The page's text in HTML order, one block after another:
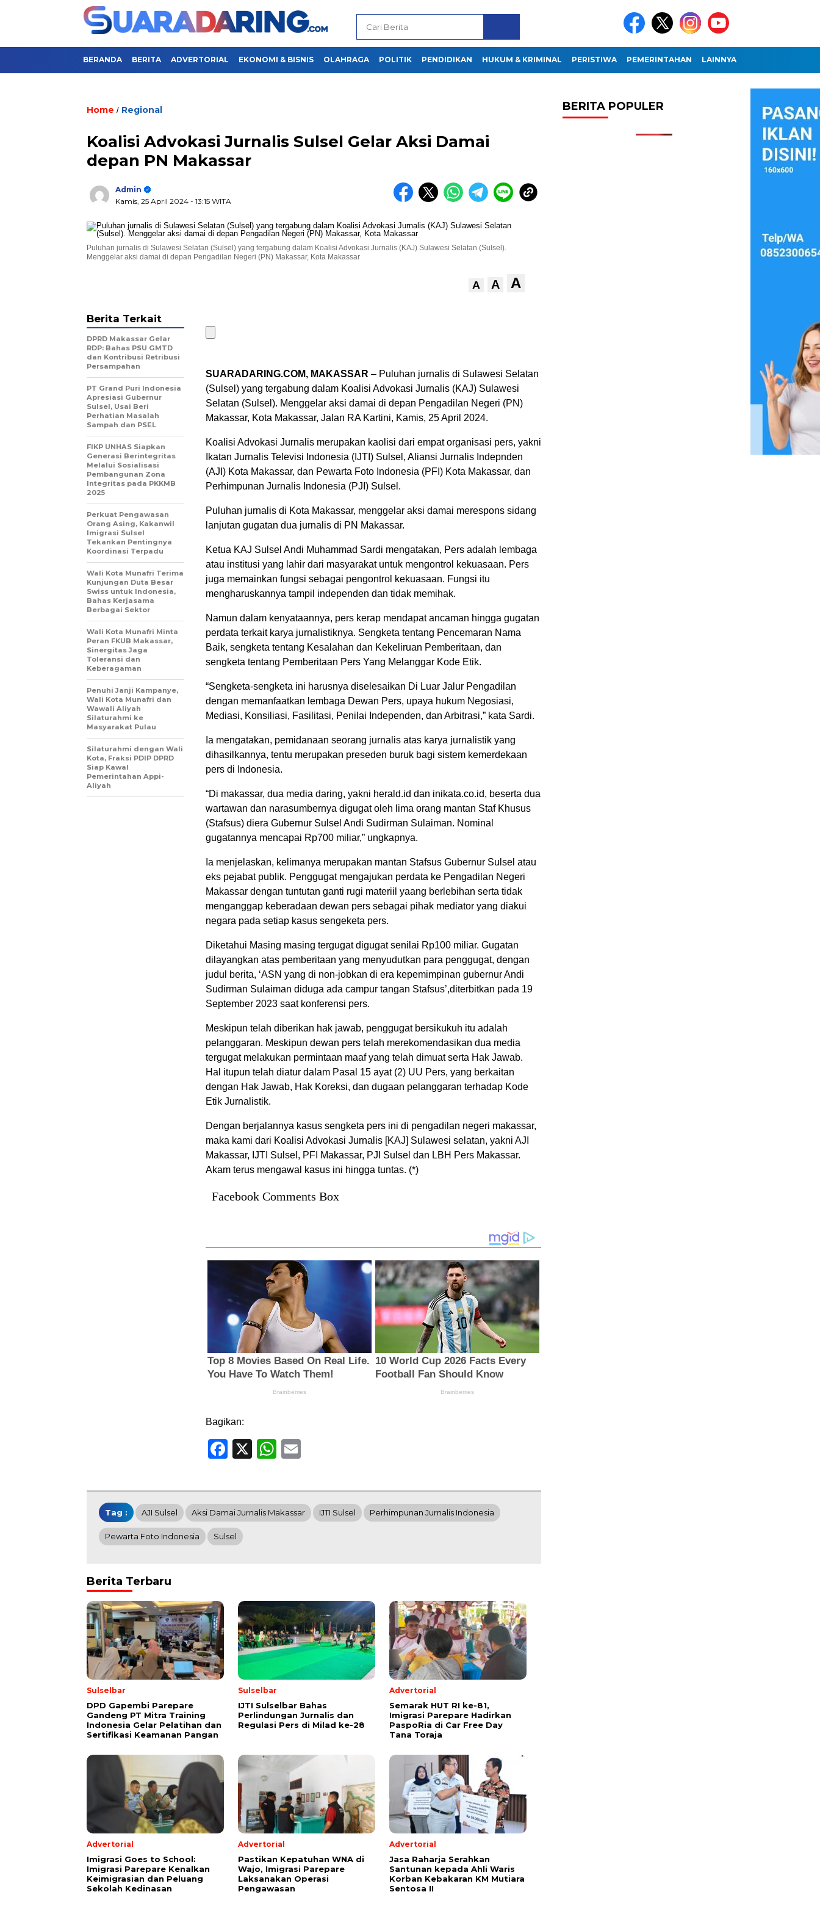
BERANDA BERITA ADVERTORIAL EKONOMI & BISNIS OLAHRAGA POLITIK PENDIDIKAN HUKUM & KRIMINAL PERISTIWA PEMERINTAHAN LAINNYA
Home / Regional
Koalisi Advokasi Jurnalis Sulsel Gelar Aksi Damai
depan PN Makassar
Admin
Kamis, 25 April 2024 - 13:15 WITA
Puluhan jurnalis di Sulawesi Selatan (Sulsel) yang tergabung dalam Koalisi Advokasi Jurnalis (KAJ) Sulawesi Selatan (Sulsel).
Menggelar aksi damai di depan Pengadilan Negeri (PN) Makassar, Kota Makassar
A A A
SUARADARING.COM, MAKASSAR – Puluhan jurnalis di Sulawesi Selatan
(Sulsel) yang tergabung dalam Koalisi Advokasi Jurnalis (KAJ) Sulawesi
Selatan (Sulsel). Menggelar aksi damai di depan Pengadilan Negeri (PN)
Makassar, Kota Makassar, Jalan RA Kartini, Kamis, 25 April 2024.
Koalisi Advokasi Jurnalis merupakan kaolisi dari empat organisasi pers, yakni
Ikatan Jurnalis Televisi Indonesia (IJTI) Sulsel, Aliansi Jurnalis Indepnden
(AJI) Kota Makassar, dan Pewarta Foto Indonesia (PFI) Kota Makassar, dan
Perhimpunan Jurnalis Indonesia (PJI) Sulsel.
Puluhan jurnalis di Kota Makassar, menggelar aksi damai merespons sidang
lanjutan gugatan dua jurnalis di PN Makassar.
Ketua KAJ Sulsel Andi Muhammad Sardi mengatakan, Pers adalah lembaga
atau institusi yang lahir dari masyarakat untuk mengontrol kekuasaan. Pers
juga memainkan fungsi sebagai pengontrol kekuasaan. Fungsi itu
mengharuskannya tampil independen dan tidak memihak.
Namun dalam kenyataannya, pers kerap mendapat ancaman hingga gugatan
perdata terkait karya jurnalistiknya. Sengketa tentang Pencemaran Nama
Baik, sengketa tentang Kesalahan dan Kekeliruan Pemberitaan, dan
sengketa tentang Pemberitaan Pers Yang Melanggar Kode Etik.
“Sengketa-sengketa ini harusnya diselesaikan Di Luar Jalur Pengadilan
dengan memanfaatkan lembaga Dewan Pers, upaya hukum Negosiasi,
Mediasi, Konsiliasi, Fasilitasi, Penilai Independen, dan Arbitrasi,” kata Sardi.
Ia mengatakan, pemidanaan seorang jurnalis atas karya jurnalistik yang
dihasilkannya, tentu merupakan preseden buruk bagi sistem kemerdekaan
pers di Indonesia.
“Di makassar, dua media daring, yakni herald.id dan inikata.co.id, beserta dua
wartawan dan narasumbernya digugat oleh lima orang mantan Staf Khusus
(Stafsus) diera Gubernur Sulsel Andi Sudirman Sulaiman. Nominal
gugatannya mencapai Rp700 miliar,” ungkapnya.
Ia menjelaskan, kelimanya merupakan mantan Stafsus Gubernur Sulsel atau
eks pejabat publik. Penggugat mengajukan perdata ke Pengadilan Negeri
Makassar dengan tuntutan ganti rugi materiil yaang berlebihan serta tidak
menganggap keberadaan dewan pers sebagai pihak mediator yang diakui
negara pada setiap kasus sengeketa pers.
Diketahui Masing masing tergugat digugat senilai Rp100 miliar. Gugatan
dilayangkan atas pemberitaan yang menyudutkan para penggugat, dengan
judul berita, ‘ASN yang di non-jobkan di era kepemimpinan gubernur Andi
Sudirman Sulaiman diduga ada campur tangan Stafsus’,diterbitkan pada 19
September 2023 saat konferensi pers.
Meskipun telah diberikan hak jawab, penggugat bersikukuh itu adalah
pelanggaran. Meskipun dewan pers telah merekomendasikan dua media
tergugat melakukan permintaan maaf yang telah dimuat serta Hak Jawab.
Hal itupun telah diatur dalam Pasal 15 ayat (2) UU Pers, yang berkaitan
dengan Hak Jawab, Hak Koreksi, dan dugaan pelanggaran terhadap Kode
Etik Jurnalistik.
Dengan berjalannya kasus sengketa pers ini di pengadilan negeri makassar,
maka kami dari Koalisi Advokasi Jurnalis [KAJ] Sulawesi selatan, yakni AJI
Makassar, IJTI Sulsel, PFI Makassar, PJI Sulsel dan LBH Pers Makassar.
Akam terus mengawal kasus ini hingga tuntas. (*)
Facebook Comments Box
Bagikan:
Facebook
X WhatsApp
Berita Terkait
DPRD Makassar Gelar
RDP: Bahas PSU GMTD
dan Kontribusi Retribusi
Persampahan
PT Grand Puri Indonesia
Apresiasi Gubernur
Sulsel, Usai Beri
Perhatian Masalah
Sampah dan PSEL
FIKP UNHAS Siapkan
Generasi Berintegritas
Melalui Sosialisasi
Pembangunan Zona
Integritas pada PKKMB
2025
Perkuat Pengawasan
Orang Asing, Kakanwil
Imigrasi Sulsel
Tekankan Pentingnya
Koordinasi Terpadu
Wali Kota Munafri Terima
Kunjungan Duta Besar
Swiss untuk Indonesia,
Bahas Kerjasama
Berbagai Sektor
Wali Kota Munafri Minta
Peran FKUB Makassar,
Sinergitas Jaga
Toleransi dan
Keberagaman
Penuhi Janji Kampanye,
Wali Kota Munafri dan
Wawali Aliyah
Silaturahmi ke
Masyarakat Pulau
Silaturahmi dengan Wali
Kota, Fraksi PDIP DPRD
Siap Kawal
Pemerintahan Appi-
Aliyah
Tag : AJI Sulsel Aksi Damai Jurnalis Makassar IJTI Sulsel Perhimpunan Jurnalis Indonesia
Pewarta Foto Indonesia Sulsel
Berita Terbaru
Sulselbar
DPD Gapembi Parepare
Gandeng PT Mitra Training
Indonesia Gelar Pelatihan dan
Sertifikasi Keamanan Pangan
Sulselbar
IJTI Sulselbar Bahas
Perlindungan Jurnalis dan
Regulasi Pers di Milad ke-28
Advertorial
Semarak HUT RI ke-81,
Imigrasi Parepare Hadirkan
PaspoRia di Car Free Day
Tana Toraja
Advertorial
Imigrasi Goes to School:
Imigrasi Parepare Kenalkan
Keimigrasian dan Peluang
Sekolah Kedinasan
Advertorial
Pastikan Kepatuhan WNA di
Wajo, Imigrasi Parepare
Laksanakan Operasi
Pengawasan
Advertorial
Jasa Raharja Serahkan
Santunan kepada Ahli Waris
Korban Kebakaran KM Mutiara
Sentosa II
BERITA POPULER